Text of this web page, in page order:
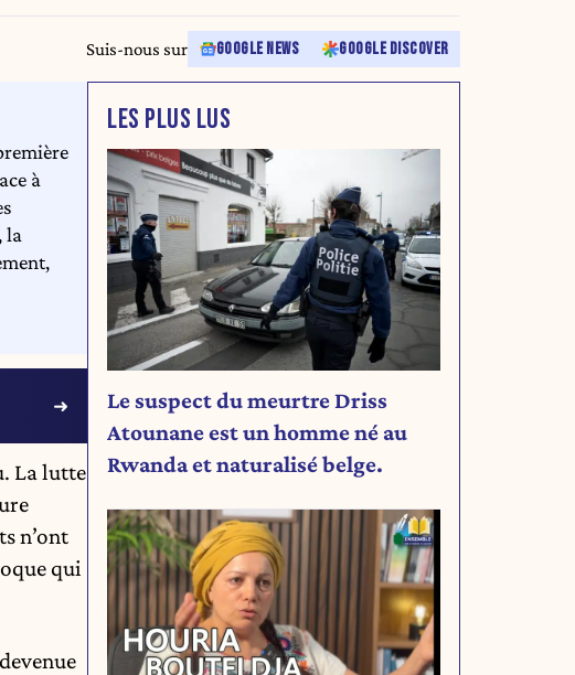
Suis-nous sur GOOGLE NEWS GOOGLE DISCOVER
à
la
La lutte
n’ont
qui
LES PLUS LUS
Le suspect du meurtre Driss
Atounane est un homme né au
Rwanda et naturalisé belge.